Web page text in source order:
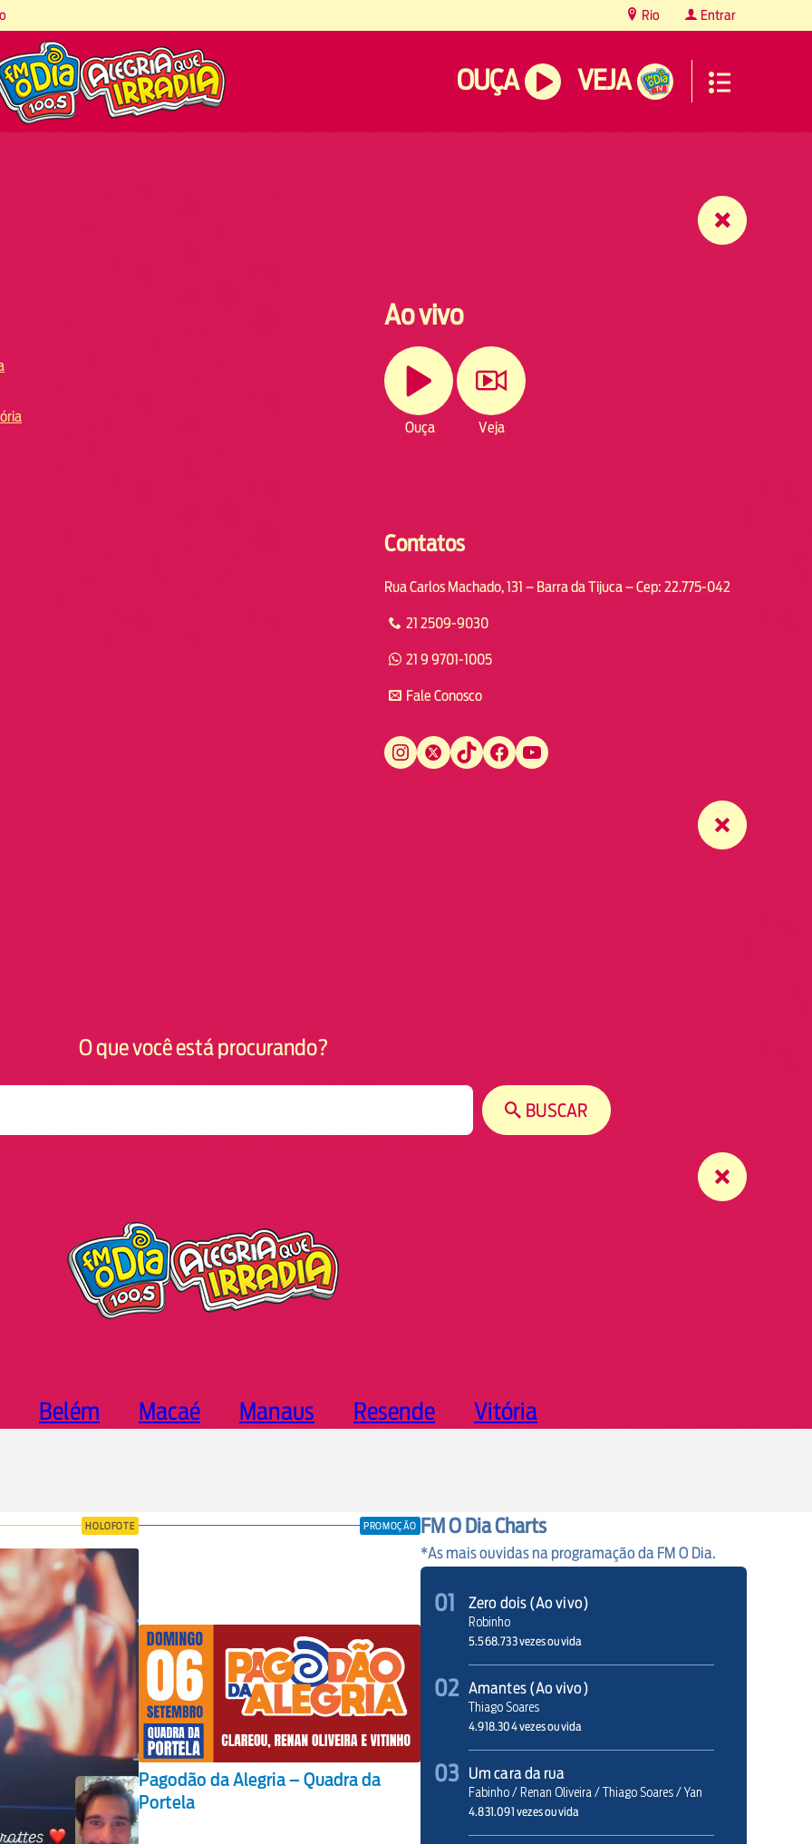
Rio Entrar
OUÇA VEJA
Ao vivo
Ouça Veja
Contatos
Rua Carlos Machado, 131 – Barra da Tijuca – Cep: 22.775-042
21 2509-9030
21 9 9701-1005
Fale Conosco
Instagram Twitter TikTok Facebook YouTube
O que você está procurando?
BUSCAR
Belém Macaé Manaus Resende Vitória
HOLOFOTE PROMOÇÃO
Pagodão da Alegria – Quadra da
Portela
FM O Dia Charts
*As mais ouvidas na programação da FM O Dia.
01 Zero dois (Ao vivo)
Robinho
5.568.733 vezes ouvida
02 Amantes (Ao vivo)
Thiago Soares
4.918.304 vezes ouvida
03 Um cara da rua
Fabinho / Renan Oliveira / Thiago Soares / Yan
4.831.091 vezes ouvida